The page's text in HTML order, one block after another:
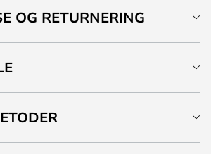
OG RETURNERING